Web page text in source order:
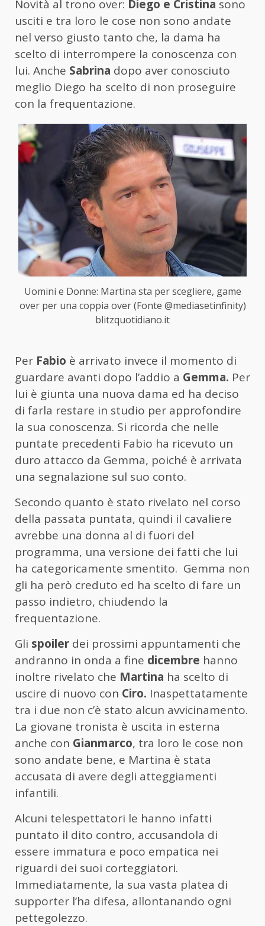
Novità al trono over: Diego e Cristina sono
usciti e tra loro le cose non sono andate
nel verso giusto tanto che, la dama ha
scelto di interrompere la conoscenza con
lui. Anche Sabrina dopo aver conosciuto
meglio Diego ha scelto di non proseguire
con la frequentazione.
Uomini e Donne: Martina sta per scegliere, game
over per una coppia over (Fonte @mediasetinfinity)
blitzquotidiano.it
Per Fabio è arrivato invece il momento di
guardare avanti dopo l’addio a Gemma. Per
lui è giunta una nuova dama ed ha deciso
di farla restare in studio per approfondire
la sua conoscenza. Si ricorda che nelle
puntate precedenti Fabio ha ricevuto un
duro attacco da Gemma, poiché è arrivata
una segnalazione sul suo conto.
Secondo quanto è stato rivelato nel corso
della passata puntata, quindi il cavaliere
avrebbe una donna al di fuori del
programma, una versione dei fatti che lui
ha categoricamente smentito. Gemma non
gli ha però creduto ed ha scelto di fare un
passo indietro, chiudendo la
frequentazione.
Gli spoiler dei prossimi appuntamenti che
andranno in onda a fine dicembre hanno
inoltre rivelato che Martina ha scelto di
uscire di nuovo con Ciro. Inaspettatamente
tra i due non c’è stato alcun avvicinamento.
La giovane tronista è uscita in esterna
anche con Gianmarco, tra loro le cose non
sono andate bene, e Martina è stata
accusata di avere degli atteggiamenti
infantili.
Alcuni telespettatori le hanno infatti
puntato il dito contro, accusandola di
essere immatura e poco empatica nei
riguardi dei suoi corteggiatori.
Immediatamente, la sua vasta platea di
supporter l’ha difesa, allontanando ogni
pettegolezzo.